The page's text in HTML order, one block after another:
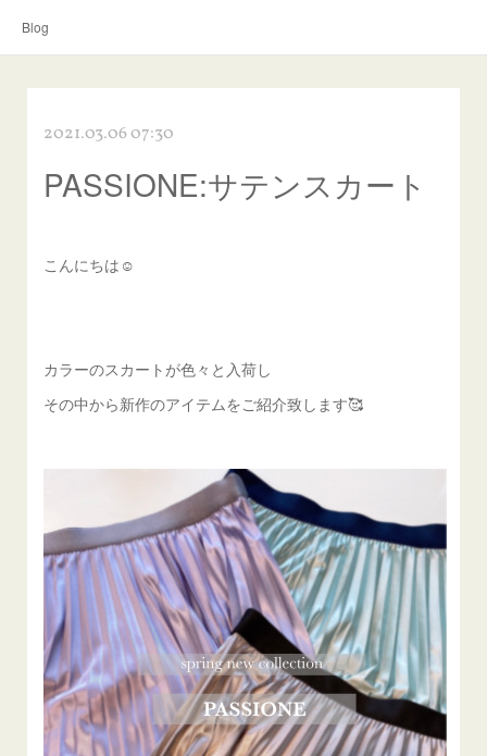
Blog
2021.03.06 07:30
PASSIONE:サテンスカート
こんにちは☺︎
カラーのスカートが色々と入荷し
その中から新作のアイテムをご紹介致します🥰